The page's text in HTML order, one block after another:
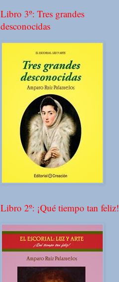
Libro 3º: Tres grandes
desconocidas
Libro 2º: ¡Qué tiempo tan feliz!